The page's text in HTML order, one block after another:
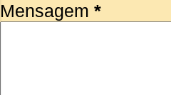
Mensagem *